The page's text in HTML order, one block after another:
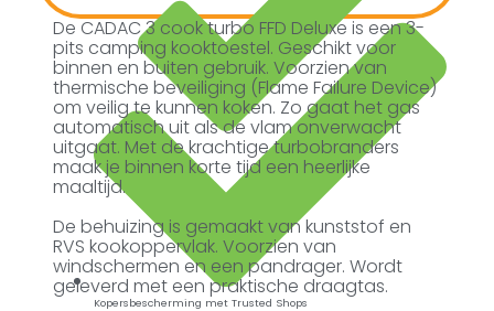
Kopersbescherming met Trusted Shops
De CADAC 3 cook turbo FFD Deluxe is een 3-
pits camping kooktoestel. Geschikt voor
binnen en buiten gebruik. Voorzien van
thermische beveiliging (Flame Failure Device)
om veilig te kunnen koken. Zo gaat het gas
automatisch uit als de vlam onverwacht
uitgaat. Met de krachtige turbobranders
maak je binnen korte tijd een heerlijke
maaltijd.
De behuizing is gemaakt van kunststof en
RVS kookoppervlak. Voorzien van
windschermen en een pandrager. Wordt
geleverd met een praktische draagtas.